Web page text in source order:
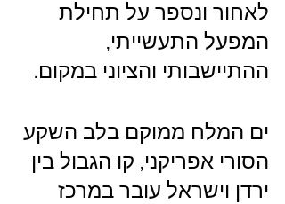
לאחור ונספר על תחילת
המפעל התעשייתי,
ההתיישבותי והציוני במקום.
ים המלח ממוקם בלב השקע
הסורי אפריקני, קו הגבול בין
ירדן וישראל עובר במרכז